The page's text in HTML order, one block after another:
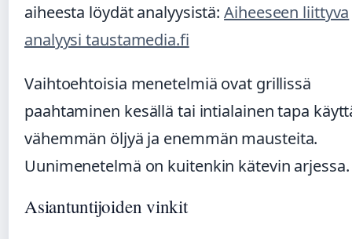
aiheesta löydät analyysistä:Aiheeseen liittyva
analyysi taustamedia.fi
Vaihtoehtoisia menetelmiä ovat grillissä
paahtaminen kesällä tai intialainen tapa
vähemmän öljyä ja enemmän mausteita.
Uunimenetelmä on kuitenkin kätevin arjessa.
Asiantuntijoiden vinkit